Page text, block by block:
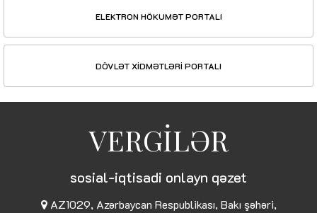
ELEKTRON HÖKUMƏT PORTALI
DÖVLƏT XİDMƏTLƏRİ PORTALI
VERGİLƏR
sosial-iqtisadi onlayn qəzet
AZ1029, Azərbaycan Respublikası, Bakı şəhəri,